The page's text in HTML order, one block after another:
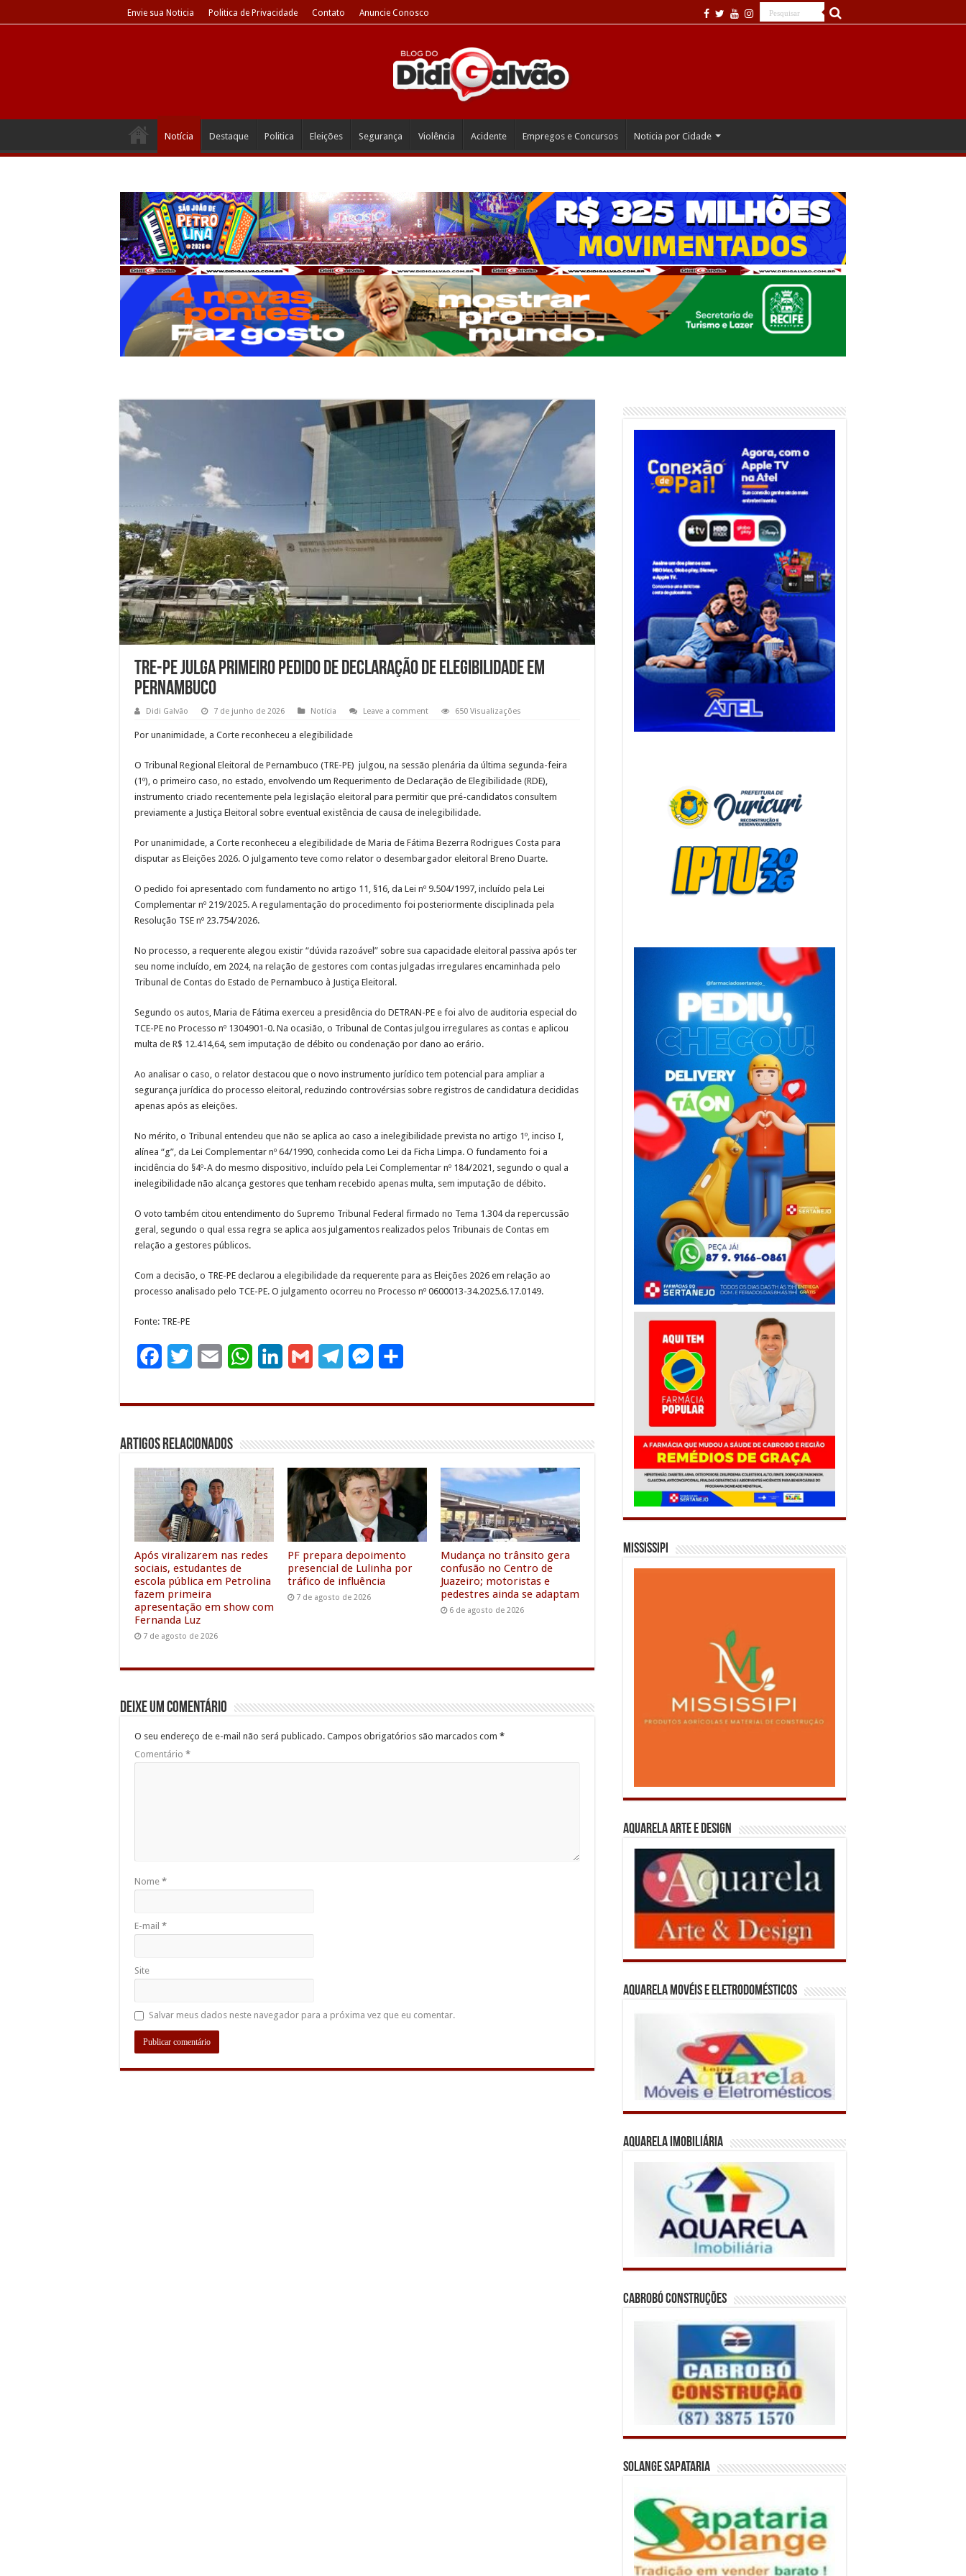
Envie sua Noticia Politica de Privacidade Contato Anuncie Conosco
Notícia Destaque Politica Eleições Segurança Violência Acidente Empregos e Concursos Noticia por Cidade
TRE-PE julga primeiro pedido de declaração de elegibilidade em
Pernambuco
Didi Galvão 7 de junho de 2026 Notícia Leave a comment 650 Visualizações
Por unanimidade, a Corte reconheceu a elegibilidade
O Tribunal Regional Eleitoral de Pernambuco (TRE-PE) julgou, na sessão plenária da última segunda-feira
(1º), o primeiro caso, no estado, envolvendo um Requerimento de Declaração de Elegibilidade (RDE),
instrumento criado recentemente pela legislação eleitoral para permitir que pré-candidatos consultem
previamente a Justiça Eleitoral sobre eventual existência de causa de inelegibilidade.
Por unanimidade, a Corte reconheceu a elegibilidade de Maria de Fátima Bezerra Rodrigues Costa para
disputar as Eleições 2026. O julgamento teve como relator o desembargador eleitoral Breno Duarte.
O pedido foi apresentado com fundamento no artigo 11, §16, da Lei nº 9.504/1997, incluído pela Lei
Complementar nº 219/2025. A regulamentação do procedimento foi posteriormente disciplinada pela
Resolução TSE nº 23.754/2026.
No processo, a requerente alegou existir “dúvida razoável” sobre sua capacidade eleitoral passiva após ter
seu nome incluído, em 2024, na relação de gestores com contas julgadas irregulares encaminhada pelo
Tribunal de Contas do Estado de Pernambuco à Justiça Eleitoral.
Segundo os autos, Maria de Fátima exerceu a presidência do DETRAN-PE e foi alvo de auditoria especial do
TCE-PE no Processo nº 1304901-0. Na ocasião, o Tribunal de Contas julgou irregulares as contas e aplicou
multa de R$ 12.414,64, sem imputação de débito ou condenação por dano ao erário.
Ao analisar o caso, o relator destacou que o novo instrumento jurídico tem potencial para ampliar a
segurança jurídica do processo eleitoral, reduzindo controvérsias sobre registros de candidatura decididas
apenas após as eleições.
No mérito, o Tribunal entendeu que não se aplica ao caso a inelegibilidade prevista no artigo 1º, inciso I,
alínea “g”, da Lei Complementar nº 64/1990, conhecida como Lei da Ficha Limpa. O fundamento foi a
incidência do §4º-A do mesmo dispositivo, incluído pela Lei Complementar nº 184/2021, segundo o qual a
inelegibilidade não alcança gestores que tenham recebido apenas multa, sem imputação de débito.
O voto também citou entendimento do Supremo Tribunal Federal firmado no Tema 1.304 da repercussão
geral, segundo o qual essa regra se aplica aos julgamentos realizados pelos Tribunais de Contas em
relação a gestores públicos.
Com a decisão, o TRE-PE declarou a elegibilidade da requerente para as Eleições 2026 em relação ao
processo analisado pelo TCE-PE. O julgamento ocorreu no Processo nº 0600013-34.2025.6.17.0149.
Fonte: TRE-PE
c
b
o
o
k
i
t
e
r
a
l
a
s
A
p
p
n
e
d
n
a
l
l
g
r
a
m
s
e
n
g
e
r
a
e
Artigos Relacionados
Após viralizarem nas redes
sociais, estudantes de
escola pública em Petrolina
fazem primeira
apresentação em show com
Fernanda Luz
7 de agosto de 2026
PF prepara depoimento
presencial de Lulinha por
tráfico de influência
7 de agosto de 2026
Mudança no trânsito gera
confusão no Centro de
Juazeiro; motoristas e
pedestres ainda se adaptam
6 de agosto de 2026
Deixe um comentário
O seu endereço de e-mail não será publicado. Campos obrigatórios são marcados com *
Comentário *
Nome *
E-mail *
Site
Salvar meus dados neste navegador para a próxima vez que eu comentar.
Mississipi
Aquarela Arte e Design
Aquarela Movéis e Eletrodomésticos
Aquarela Imobiliária
Cabrobó Construções
Solange Sapataria